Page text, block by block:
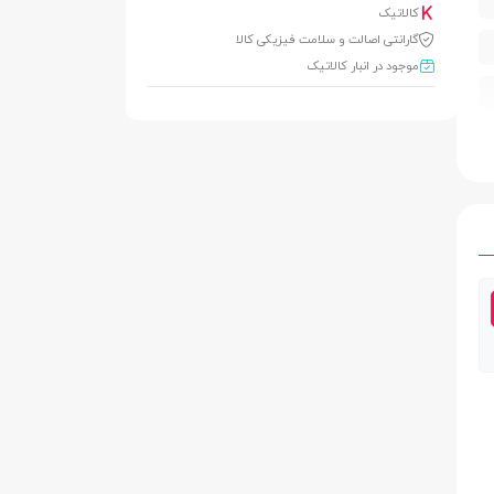
کالاتیک
گارانتی اصالت و سلامت فیزیکی کالا
موجود در انبار کالاتیک